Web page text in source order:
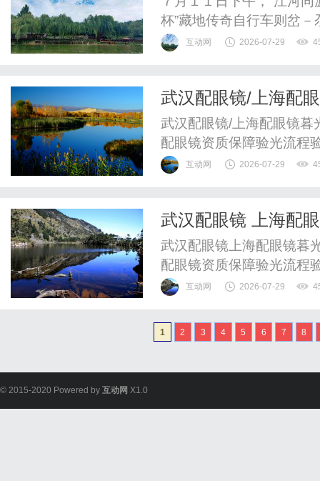
杯”藏地传奇自行车则岔
推介会在兰州隆重举行。
及骑行爱好者陆续签到入
互动网 2026-07-29
武汉配眼镜/上海配
武汉配眼镜/上海配眼镜
配眼镜资质保障验光流程
惠，兼顾高专业度与高性
互动网 2026-07-29
武汉配眼镜 上海配
武汉配眼镜上海配眼镜暮
配眼镜资质保障验光流程
整验光、正品镜片、透明
惠，兼顾高专业度与高性
互动网 2026-07-29
1 2 3 4 5 6 7 8
© 2015-2020 Powered by 互动网 X1.0